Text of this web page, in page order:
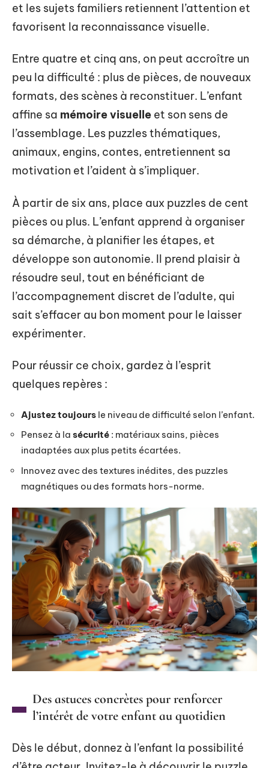
et les sujets familiers retiennent l’attention et
favorisent la reconnaissance visuelle.
Entre quatre et cinq ans, on peut accroître un
peu la difficulté : plus de pièces, de nouveaux
formats, des scènes à reconstituer. L’enfant
affine sa mémoire visuelle et son sens de
l’assemblage. Les puzzles thématiques,
animaux, engins, contes, entretiennent sa
motivation et l’aident à s’impliquer.
À partir de six ans, place aux puzzles de cent
pièces ou plus. L’enfant apprend à organiser
sa démarche, à planifier les étapes, et
développe son autonomie. Il prend plaisir à
résoudre seul, tout en bénéficiant de
l’accompagnement discret de l’adulte, qui
sait s’effacer au bon moment pour le laisser
expérimenter.
Pour réussir ce choix, gardez à l’esprit
quelques repères :
Ajustez toujours le niveau de difficulté selon l’enfant.
Pensez à la sécurité : matériaux sains, pièces
inadaptées aux plus petits écartées.
Innovez avec des textures inédites, des puzzles
magnétiques ou des formats hors-norme.
Des astuces concrètes pour renforcer
l’intérêt de votre enfant au quotidien
Dès le début, donnez à l’enfant la possibilité